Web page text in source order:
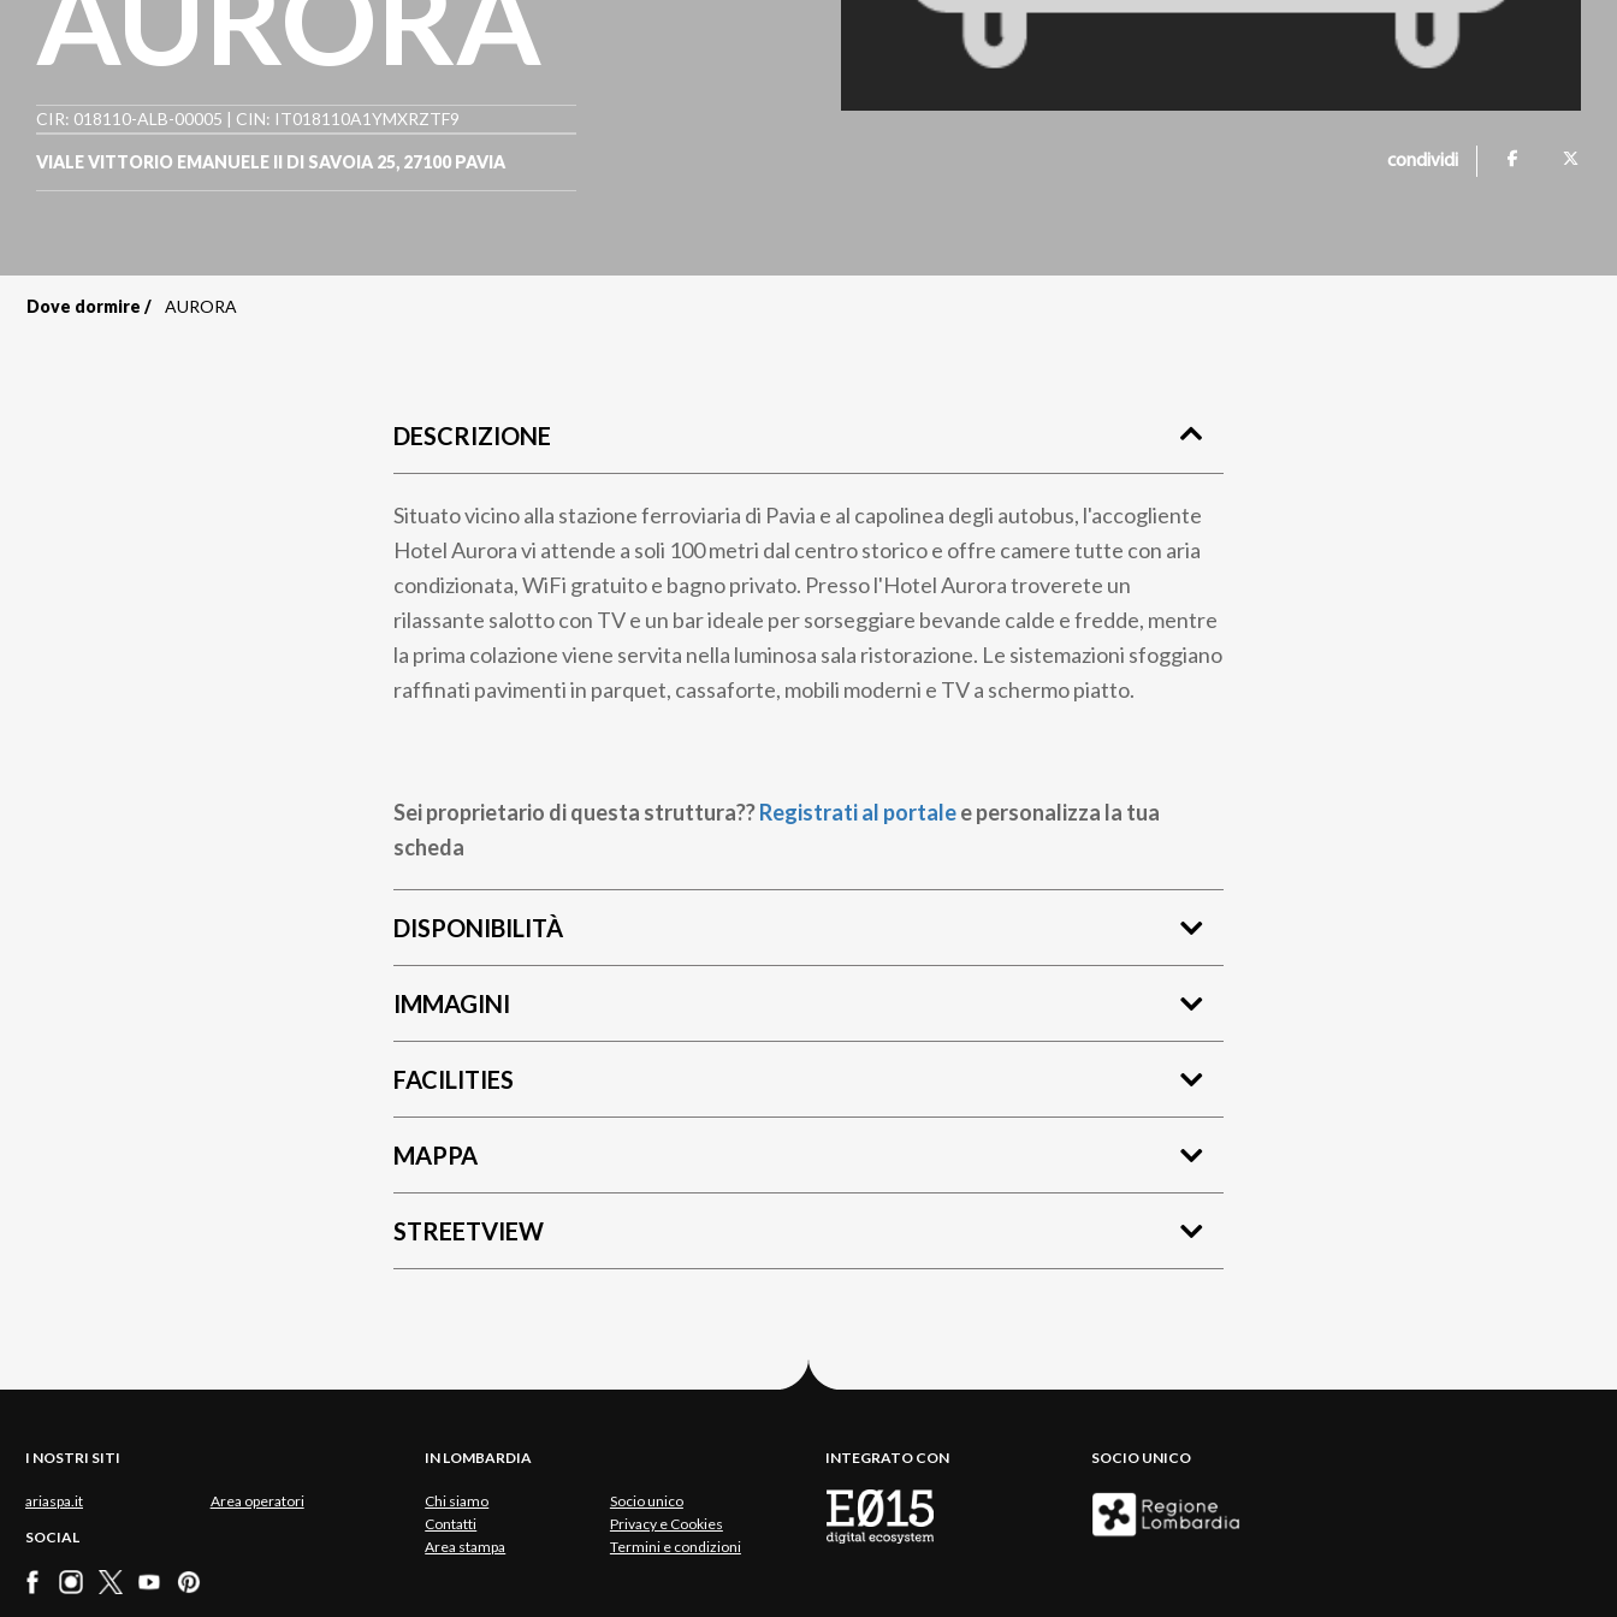
CIR: 018110-ALB-00005 | CIN: IT018110A1YMXRZTF9
VIALE VITTORIO EMANUELE II DI SAVOIA 25, 27100 PAVIA condividi
Dove dormire AURORA
DESCRIZIONE
Situato vicino alla stazione ferroviaria di Pavia e al capolinea degli autobus, l'accogliente
Hotel Aurora vi attende a soli 100 metri dal centro storico e offre camere tutte con aria
condizionata, WiFi gratuito e bagno privato. Presso l'Hotel Aurora troverete un
rilassante salotto con TV e un bar ideale per sorseggiare bevande calde e fredde, mentre
la prima colazione viene servita nella luminosa sala ristorazione. Le sistemazioni sfoggiano
raffinati pavimenti in parquet, cassaforte, mobili moderni e TV a schermo piatto.
Sei proprietario di questa struttura??Registrati al portalee personalizza la tua
scheda
DISPONIBILITÀ
IMMAGINI
FACILITIES
MAPPA
STREETVIEW
I NOSTRI SITI
ariaspa.it Area operatori
SOCIAL
IN LOMBARDIA
Chi siamo
Socio unico
Contatti
Privacy e Cookies
Area stampa
Termini e condizioni
INTEGRATO CON SOCIO UNICO